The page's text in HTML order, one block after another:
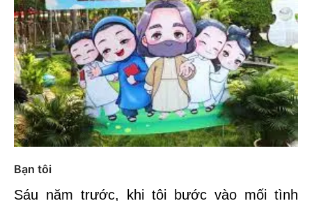
Bạn tôi
Sáu năm trước, khi tôi bước vào mối tình